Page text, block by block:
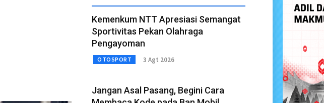
Kemenkum NTT Apresiasi Semangat
Sportivitas Pekan Olahraga
Pengayoman
OTOSPORT 3 Agt 2026
Jangan Asal Pasang, Begini Cara